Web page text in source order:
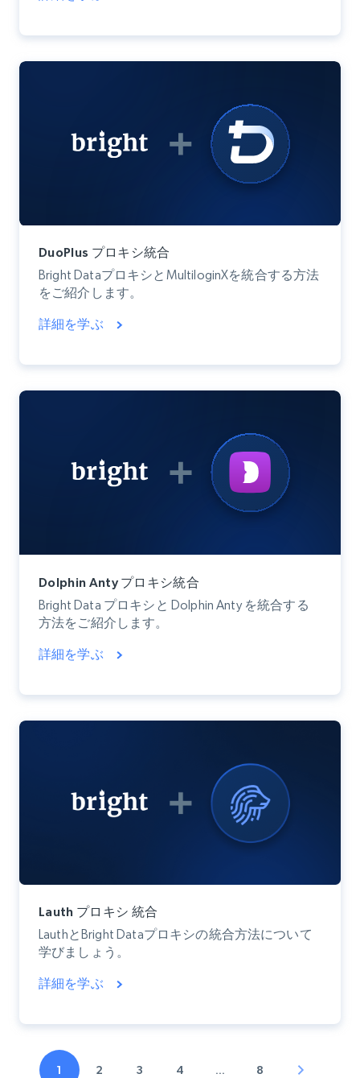
DuoPlus プロキシ統合
Bright DataプロキシとMultiloginXを統合する方法
をご紹介します。
詳細を学ぶ
Dolphin Anty プロキシ統合
Bright Data プロキシと Dolphin Anty を統合する
方法をご紹介します。
詳細を学ぶ
Lauth プロキシ 統合
LauthとBright Dataプロキシの統合方法について
学びましょう。
詳細を学ぶ
1 2 3 4 … 8